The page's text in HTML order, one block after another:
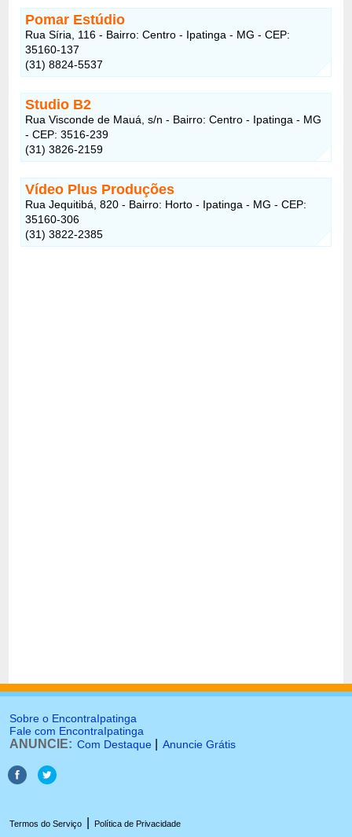
Pomar Estúdio
Rua Síria, 116 - Bairro: Centro - Ipatinga - MG - CEP:
35160-137‎
(31) 8824-5537
Studio B2
Rua Visconde de Mauá, s/n - Bairro: Centro - Ipatinga - MG
- CEP: 3516-239
(31) 3826-2159
Vídeo Plus Produções
Rua Jequitibá, 820 - Bairro: Horto - Ipatinga - MG - CEP:
35160-306
(31) 3822-2385
Sobre o EncontraIpatinga
Fale com EncontraIpatinga
ANUNCIE: Com Destaque Anuncie Grátis
Termos do Serviço Política de Privacidade